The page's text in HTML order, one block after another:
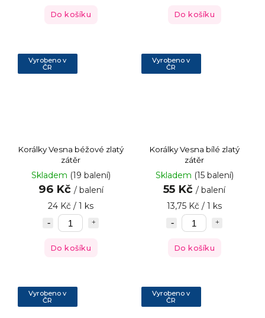
Do košíku Do košíku
Vyrobeno v
ČR
Korálky Vesna béžové zlatý
zátěr
Skladem (19 balení)
96 Kč / balení
24 Kč / 1 ks
Do košíku
Vyrobeno v
ČR
Korálky Vesna bílé zlatý
zátěr
Skladem (15 balení)
55 Kč / balení
13,75 Kč / 1 ks
Do košíku
Vyrobeno v
ČR
Vyrobeno v
ČR